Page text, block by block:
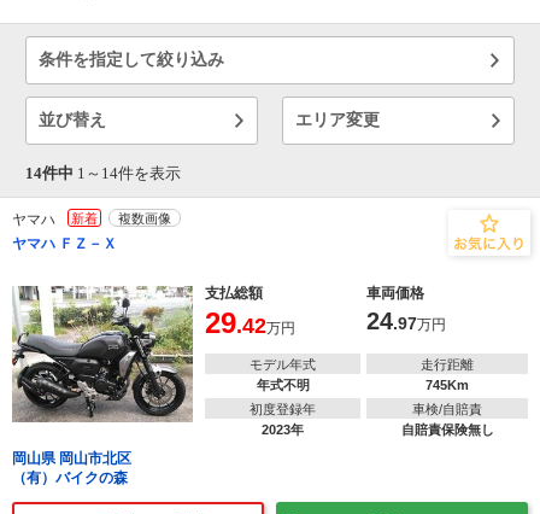
条件を指定して絞り込み
並び替え エリア変更
14件中 1～ 14件を表示
ヤマハ 新着 複数画像
ヤマハ ＦＺ－Ｘ
支払総額 車両価格
29.42万円 24.97万円
モデル年式
年式不明
走行距離
745Km
初度登録年
2023年
車検/自賠責
自賠責保険無し
岡山県 岡山市北区
（有）バイクの森